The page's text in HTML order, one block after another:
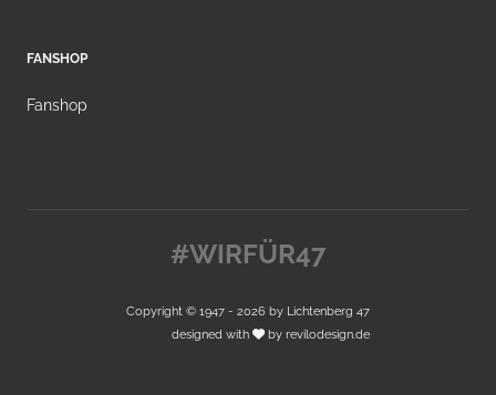
FANSHOP
Fanshop
#WIRFÜR47
Copyright © 1947 - 2026 by Lichtenberg 47
designed with
by revilodesign.de